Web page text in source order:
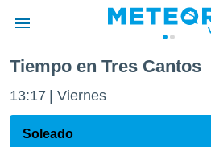
de
ha
Tiempo en Tres Cantos
13:17 Viernes
Soleado